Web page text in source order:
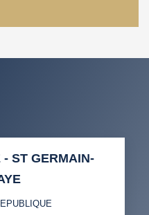
DES MÉNAGES SANS
:
- ST GERMAIN-